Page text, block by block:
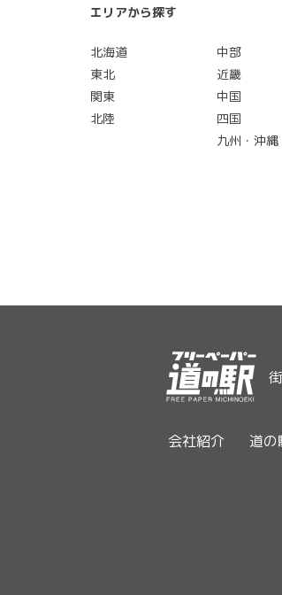
エリアから探す
北海道
東北
関東
北陸
中部
近畿
中国
四国
九州・沖縄
会社紹介 道の